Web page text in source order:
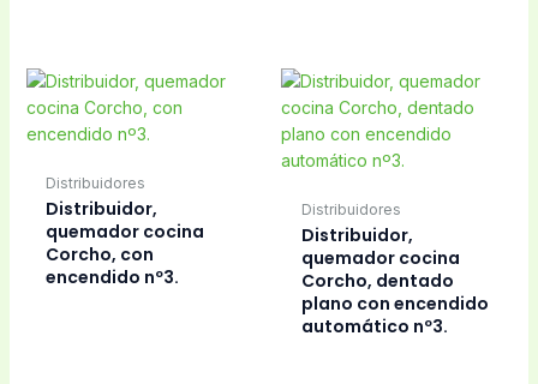
Distribuidores
Distribuidor,
quemador cocina
Corcho, con
encendido nº3.
Distribuidores
Distribuidor,
quemador cocina
Corcho, dentado
plano con encendido
automático nº3.